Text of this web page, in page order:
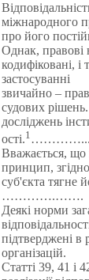
міжнародного
про його
Однак, правові
кодифіковані,
застосуванні
звичайно –
судових
досліджень
ості.1…………...
Вважається, що
принцип,
суб'єкта тягне
………….…….
Деякі норми
підтверджені
організацій.
Статті 39, 41 і